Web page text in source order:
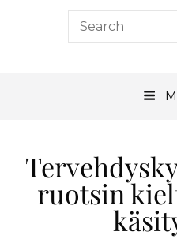
ruotsin